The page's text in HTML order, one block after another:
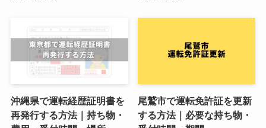
沖縄県で運転経歴証明書を
再発行する方法｜持ち物・
尾鷲市で運転免許証を更新
する方法｜必要な持ち物・